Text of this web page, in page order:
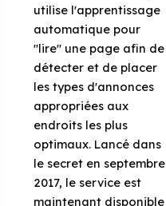
utilise l'apprentissage
automatique pour
"lire" une page afin de
détecter et de placer
les types d'annonces
appropriées aux
endroits les plus
optimaux. Lancé dans
le secret en septembre
2017, le service est
maintenant disponible